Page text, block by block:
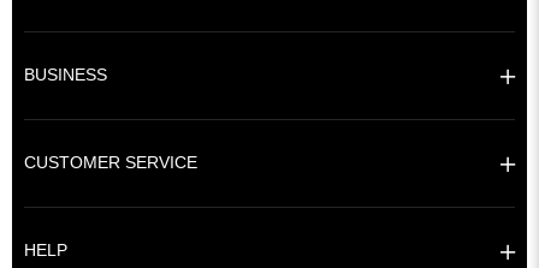
BUSINESS
CUSTOMER SERVICE
HELP